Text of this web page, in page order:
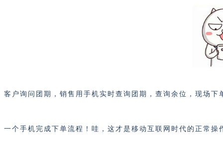
客户询问团期，销售用手机实时查询团期，查询余位，现场
一个手机完成下单流程！哇，这才是移动互联网时代的正常操